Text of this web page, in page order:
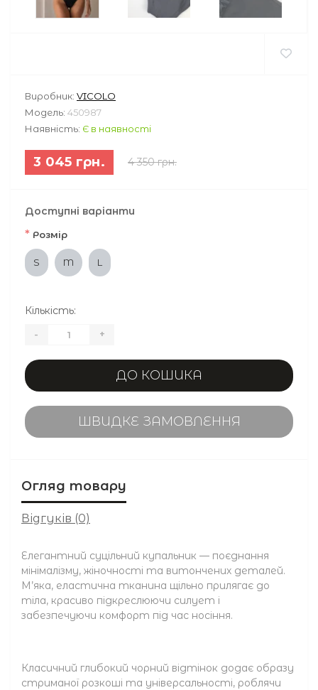
Виробник: VICOLO
Модель: 450987
Наявність: Є в наявності
3 045 грн. 4 350 грн.
Доступні варіанти
* Розмір
S M L
Кількість:
- +
ДО КОШИКА
ШВИДКЕ ЗАМОВЛЕННЯ
Огляд товару
Відгуків (0)
Елегантний суцільний купальник — поєднання
мінімалізму, жіночності та витончених деталей.
М’яка, еластична тканина щільно прилягає до
тіла, красиво підкреслюючи силует і
забезпечуючи комфорт під час носіння.
Класичний глибокий чорний відтінок додає образу
стриманої розкоші та універсальності, роблячи